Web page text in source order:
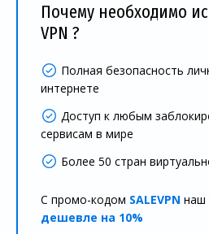
Почему необходимо
VPN ?
Полная безопасность
интернете
Доступ к любым
сервисам в мире
Более 50 стран
С промо-кодом SALEVPN наш
дешевле на 10%